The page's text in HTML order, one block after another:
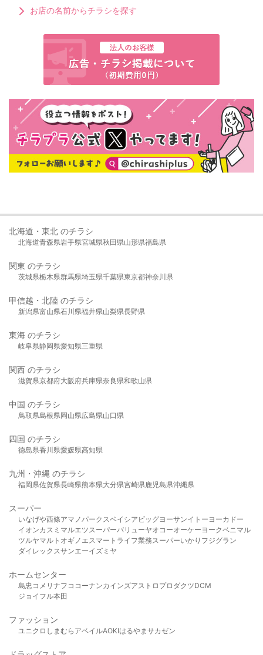
お店の名前からチラシを探す
北海道・東北 のチラシ
北海道青森県岩手県宮城県秋田県山形県福島県
関東 のチラシ
茨城県栃木県群馬県埼玉県千葉県東京都神奈川県
甲信越・北陸 のチラシ
新潟県富山県石川県福井県山梨県長野県
東海 のチラシ
岐阜県静岡県愛知県三重県
関西 のチラシ
滋賀県京都府大阪府兵庫県奈良県和歌山県
中国 のチラシ
鳥取県島根県岡山県広島県山口県
四国 のチラシ
徳島県香川県愛媛県高知県
九州・沖縄 のチラシ
福岡県佐賀県長崎県熊本県大分県宮崎県鹿児島県沖縄県
スーパー
いなげや西條アマノパークスベイシア ビッグヨーサンイトーヨーカドー
イオンカスミ マルエツスーパーバリューヤオコーオーケー ヨークベニマル
ツルヤマルト オギノ エスマート ライフ業務スーパーいかり フジグラン
ダイレックスサンエーイズミヤ
ホームセンター
島忠 コメリ ナフコ コーナンカインズアストロプロダクツDCM
ジョイフル本田
ファッション
ユニクロ しまむら アベイルAOKIはるやま サカゼン